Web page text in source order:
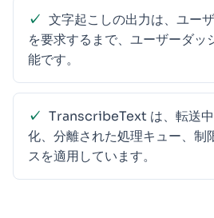
文字起こしの出力は、ユー
を要求するまで、ユーザーダッ
能です。
TranscribeText は、転送
化、分離された処理キュー、制
スを適用しています。